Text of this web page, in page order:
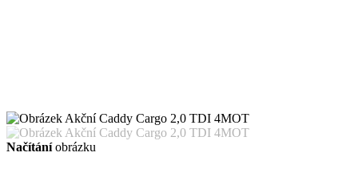
Načítáníobrázku